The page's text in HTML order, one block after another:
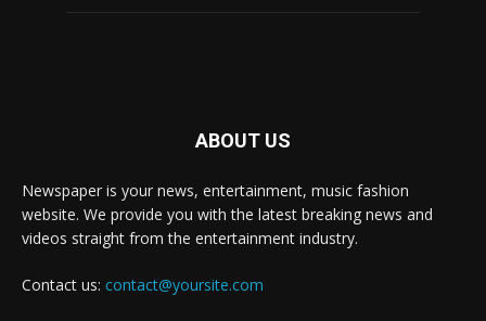
ABOUT US
Newspaper is your news, entertainment, music fashion
website. We provide you with the latest breaking news and
videos straight from the entertainment industry.
Contact us: contact@yoursite.com